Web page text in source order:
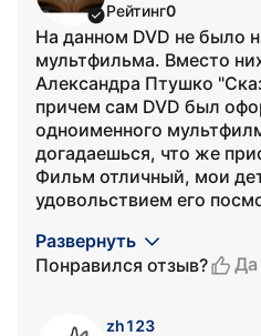
Рейтинг0
На данном DVD не было
мультфильма. Вместо
Александра Птушко
причем сам DVD был
одноименного
догадаешься, что же
Фильм отличный, мои
удовольствием его
Развернуть
Понравился отзыв?
Да
zh123